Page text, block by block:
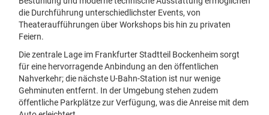
die Durchführung unterschiedlichster Events, von
Theateraufführungen über Workshops bis hin zu privaten
Feiern.
Die zentrale Lage im Frankfurter Stadtteil Bockenheim sorgt
für eine hervorragende Anbindung an den öffentlichen
Nahverkehr; die nächste U-Bahn-Station ist nur wenige
Gehminuten entfernt. In der Umgebung stehen zudem
öffentliche Parkplätze zur Verfügung, was die Anreise mit dem